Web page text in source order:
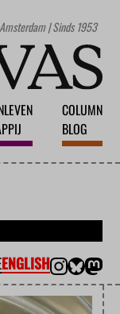
| Sinds 1953
COLUMN
BLOG
ENGLISH